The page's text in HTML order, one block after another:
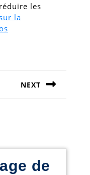
les
la
NEXT
de